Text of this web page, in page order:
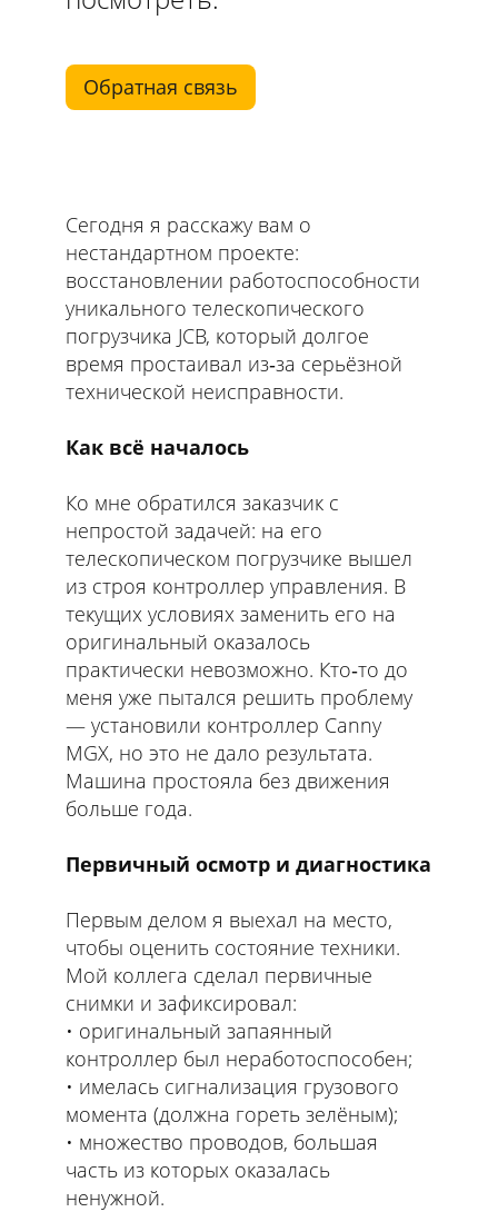
Обратная связь
Сегодня я расскажу вам о
нестандартном проекте:
восстановлении работоспособности
уникального телескопического
погрузчика JCB, который долгое
время простаивал из‑за серьёзной
технической неисправности.
Как всё началось
Ко мне обратился заказчик с
непростой задачей: на его
телескопическом погрузчике вышел
из строя контроллер управления. В
текущих условиях заменить его на
оригинальный оказалось
практически невозможно. Кто‑то до
меня уже пытался решить проблему
— установили контроллер Canny
MGX, но это не дало результата.
Машина простояла без движения
больше года.
Первичный осмотр и диагностика
Первым делом я выехал на место,
чтобы оценить состояние техники.
Мой коллега сделал первичные
снимки и зафиксировал:
оригинальный запаянный
контроллер был неработоспособен;
имелась сигнализация грузового
момента (должна гореть зелёным);
множество проводов, большая
часть из которых оказалась
ненужной.